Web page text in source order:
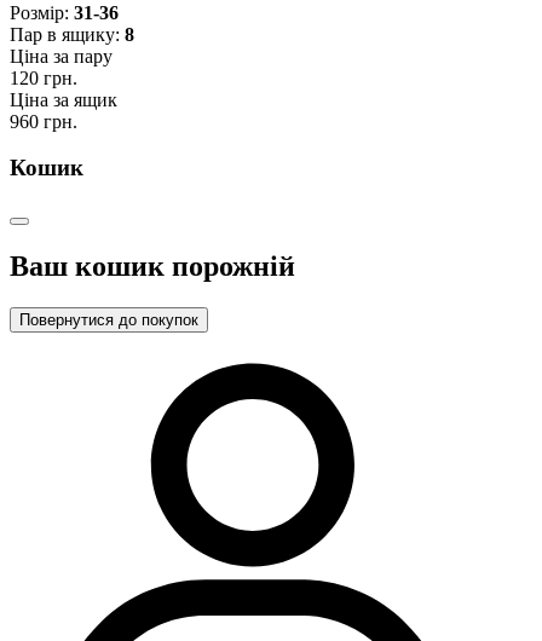
Розмiр: 31-36
Пар в ящику: 8
Ціна за пару
120 грн.
Ціна за ящик
960 грн.
Кошик
Ваш кошик порожній
Повернутися до покупок